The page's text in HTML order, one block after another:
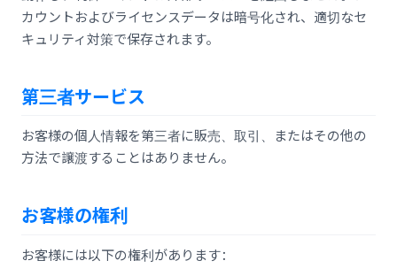
カウントおよびライセンスデータは暗号化され、適切なセ
キュリティ対策で保存されます。
第三者サービス
お客様の個人情報を第三者に販売、取引、またはその他の
方法で譲渡することはありません。
お客様の権利
お客様には以下の権利があります：